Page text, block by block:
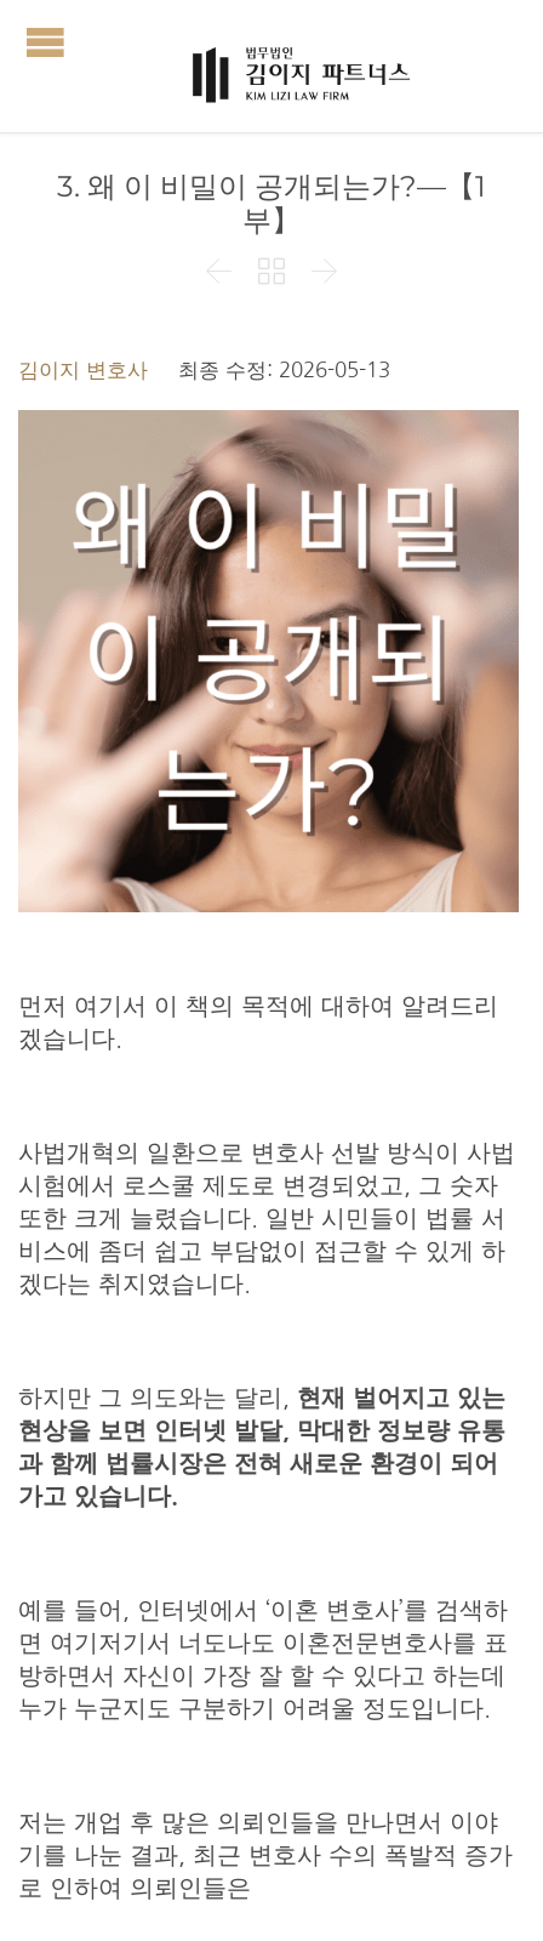
3. 왜 이 비밀이 공개되는가?—【1
부】
  
김이지 변호사 최종 수정: 2026-05-13
먼저 여기서 이 책의 목적에 대하여 알려드리
겠습니다.
사법개혁의 일환으로 변호사 선발 방식이 사법
시험에서 로스쿨 제도로 변경되었고, 그 숫자
또한 크게 늘렸습니다. 일반 시민들이 법률 서
비스에 좀더 쉽고 부담없이 접근할 수 있게 하
겠다는 취지였습니다.
하지만 그 의도와는 달리, 현재 벌어지고 있는
현상을 보면 인터넷 발달, 막대한 정보량 유통
과 함께 법률시장은 전혀 새로운 환경이 되어
가고 있습니다.
예를 들어, 인터넷에서 ‘이혼 변호사’를 검색하
면 여기저기서 너도나도 이혼전문변호사를 표
방하면서 자신이 가장 잘 할 수 있다고 하는데
누가 누군지도 구분하기 어려울 정도입니다.
저는 개업 후 많은 의뢰인들을 만나면서 이야
기를 나눈 결과, 최근 변호사 수의 폭발적 증가
로 인하여 의뢰인들은